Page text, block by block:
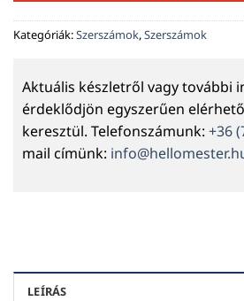
Kategóriák:Szerszámok,Szerszámok
Aktuális készletről vagy további
érdeklődjön egyszerűen
keresztül. Telefonszámunk: +36
mail címünk:
LEÍRÁS